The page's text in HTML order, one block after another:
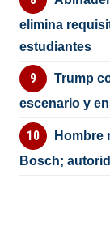
elimina
estudiantes
Trump
escenario y
Hombre
Bosch;